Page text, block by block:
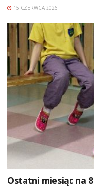
15 CZERWCA 2026
Ostatni miesiąc na